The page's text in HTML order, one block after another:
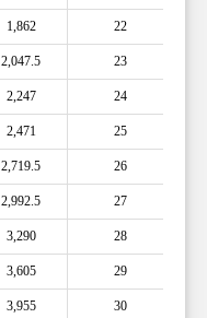
1,862 22
2,047.5 23
2,247 24
2,471 25
2,719.5 26
2,992.5 27
3,290 28
3,605 29
3,955 30